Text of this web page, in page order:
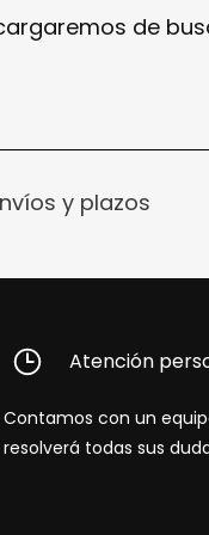
de
y plazos
Atención
Contamos con un
resolverá todas sus